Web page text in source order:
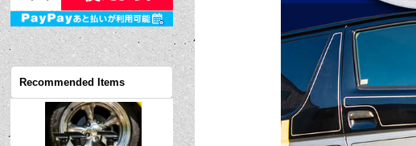
Recommended Items